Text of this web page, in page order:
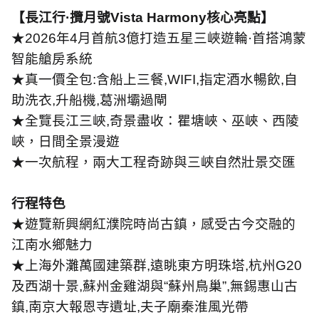
【長江行·攬月號Vista Harmony核心亮點】
★2026年4月首航3億打造五星三峽遊輪·首搭鴻蒙
智能艙房系統
★真一價全包:含船上三餐,WIFI,指定酒水暢飲,自
助洗衣,升船機,葛洲壩過閘
★全覽長江三峽,奇景盡收：瞿塘峽、巫峽、西陵
峽，日間全景漫遊
★一次航程，兩大工程奇跡與三峽自然壯景交匯
行程特色
★遊覽新興網紅濮院時尚古鎮，感受古今交融的
江南水鄉魅力
★上海外灘萬國建築群,遠眺東方明珠塔,杭州 G20
及西湖十景,蘇州金雞湖與“蘇州鳥巢”,無錫惠山古
鎮,南京大報恩寺遺址,夫子廟秦淮風光帶